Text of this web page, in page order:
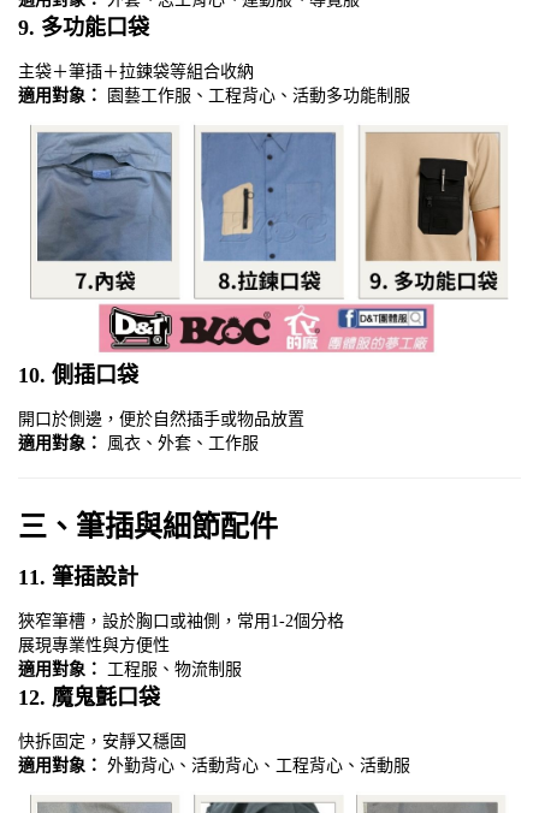
9. 多功能口袋
主袋＋筆插＋拉鍊袋等組合收納
適用對象：
園藝工作服、工程背心、活動多功能制服
10. 側插口袋
開口於側邊，便於自然插手或物品放置
適用對象：
風衣、外套、工作服
三、筆插與細節配件
11. 筆插設計
狹窄筆槽，設於胸口或袖側，常用1-2個分格
展現專業性與方便性
適用對象：
工程服、物流制服
12. 魔鬼氈口袋
快拆固定，安靜又穩固
適用對象： 外勤背心、活動背心、工程背心、活動服